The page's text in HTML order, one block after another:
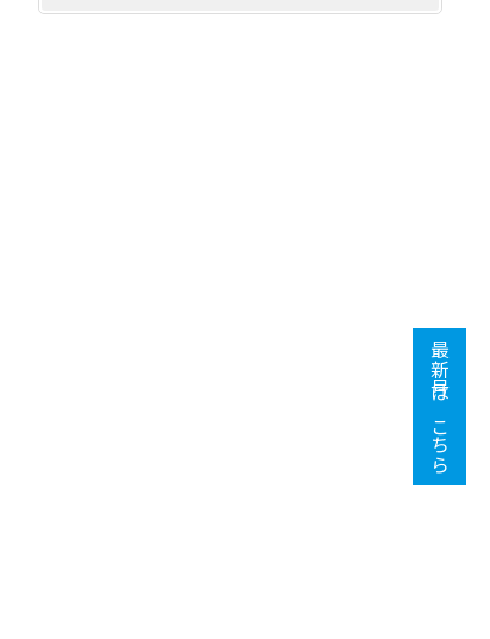
最新号はこちら